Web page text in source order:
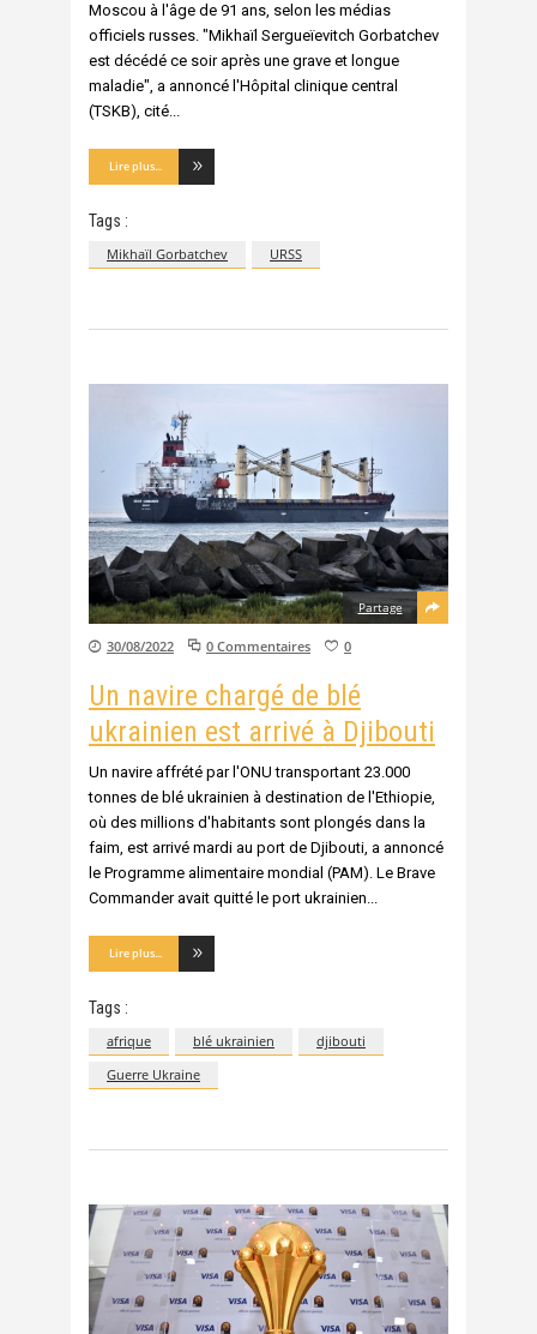
Moscou à l'âge de 91 ans, selon les médias
officiels russes. "Mikhaïl Sergueïevitch Gorbatchev
est décédé ce soir après une grave et longue
maladie", a annoncé l'Hôpital clinique central
(TSKB), cité
Lire plus...
Tags :
Mikhaïl Gorbatchev URSS
Partage
30/08/2022 0 Commentaires 0
Un navire chargé de blé
ukrainien est arrivé à Djibouti
Un navire affrété par l'ONU transportant 23.000
tonnes de blé ukrainien à destination de l'Ethiopie,
où des millions d'habitants sont plongés dans la
faim, est arrivé mardi au port de Djibouti, a annoncé
le Programme alimentaire mondial (PAM). Le Brave
Commander avait quitté le port ukrainien
Lire plus...
Tags :
afrique blé ukrainien
djibouti
Guerre Ukraine